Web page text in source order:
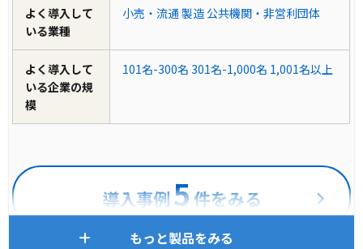
よく導入して
いる業種
小売・流通 製造 公共機関・非営利団体
よく導入して
いる企業の規
模
101名-300名 301名-1,000名 1,001名以上
導入事例 5 件をみる
もっと製品をみる